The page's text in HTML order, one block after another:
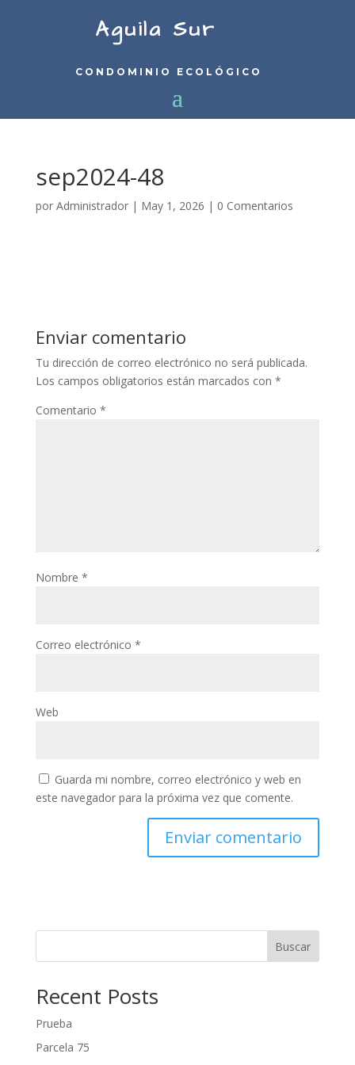
Aguila Sur
CONDOMINIO ECOLÓGICO
sep2024-48
por Administrador| May 1, 2026 | 0 Comentarios
Enviar comentario
Tu dirección de correo electrónico no será publicada.
Los campos obligatorios están marcados con *
Comentario *
Nombre *
Correo electrónico *
Web
Guarda mi nombre, correo electrónico y web en
este navegador para la próxima vez que comente.
Buscar
Recent Posts
Prueba
Parcela 75